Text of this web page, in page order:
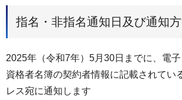
指名・非指名通知日及び通知
2025年（令和7年）5月30日までに、電
資格者名簿の契約者情報に記載されてい
レス宛に通知します